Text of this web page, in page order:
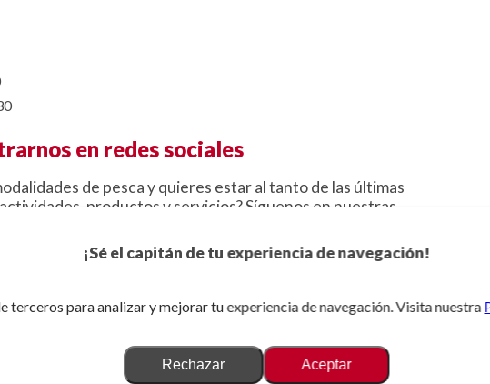
¡Sé el capitán de tu experiencia de navegación!
terceros para analizar y mejorar tu experiencia de navegación. Visita nuestra
Rechazar Aceptar
en redes sociales
de pesca y quieres estar al tanto de las últimas
productos y servicios? Síguenos en nuestras